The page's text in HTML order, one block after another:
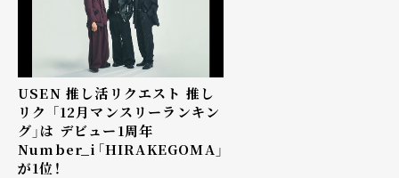
USEN 推し活リクエスト 推し
リク 「12月マンスリーランキン
グ」は デビュー1周年
Number_i「HIRAKEGOMA」
が1位！